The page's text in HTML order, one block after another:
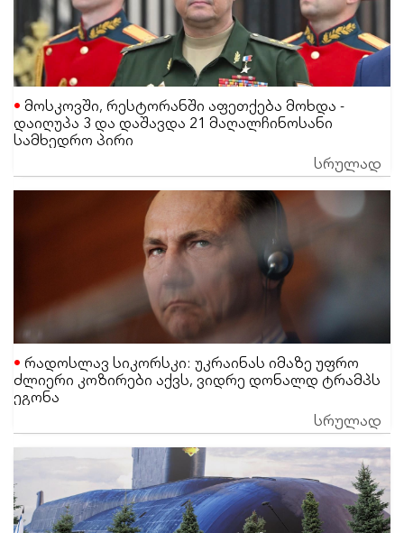
მოსკოვში, რესტორანში აფეთქება მოხდა -
დაიღუპა 3 და დაშავდა 21 მაღალჩინოსანი
სამხედრო პირი
სრულად
რადოსლავ სიკორსკი: უკრაინას იმაზე უფრო
ძლიერი კოზირები აქვს, ვიდრე დონალდ ტრამპს
ეგონა
სრულად